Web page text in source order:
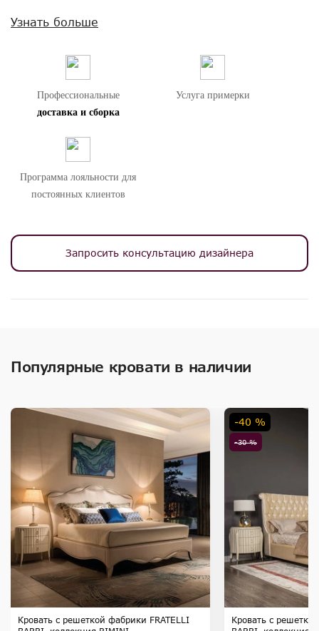
особенностей цветопередачи различных мониторов.
Узнать больше
Профессиональные
доставка и сборка
Услуга примерки
Программа лояльности для
постоянных клиентов
Запросить консультацию дизайнера
Популярные кровати в наличии
Кровать с решеткой фабрики FRATELLI
-30 %
-40 %
Кровать с